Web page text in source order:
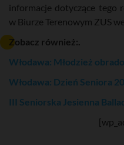
informacje dotyczące tego
w Biurze Terenowym ZUS
Zobacz również:.
Włodawa: Młodzież
Włodawa: Dzień Seniora
III Seniorska Jesienna